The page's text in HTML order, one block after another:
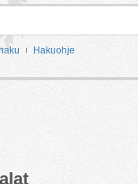
Hakuohje